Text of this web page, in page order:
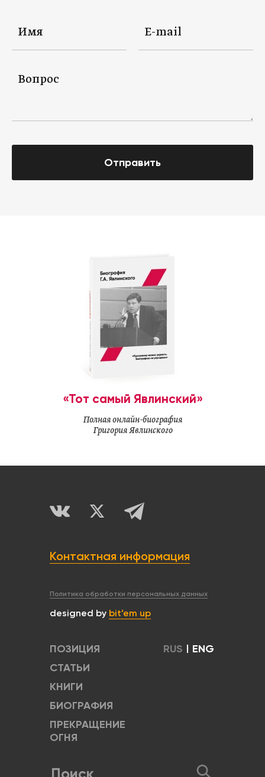
Отправить
«Тот самый Явлинский»
Полная онлайн-биография
Григория Явлинского
Контактная информация
Политика обработки персональных данных
designed by bit’em up
ПОЗИЦИЯ
СТАТЬИ
КНИГИ
БИОГРАФИЯ
ПРЕКРАЩЕНИЕ
ОГНЯ
RUS | ENG